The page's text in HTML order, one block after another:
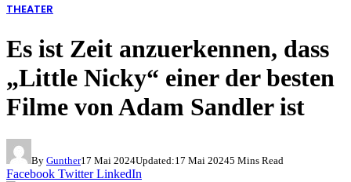
THEATER
Es ist Zeit anzuerkennen, dass
„Little Nicky“ einer der besten
Filme von Adam Sandler ist
By Gunther17 Mai 2024Updated:17 Mai 20245 Mins Read
Facebook Twitter LinkedIn